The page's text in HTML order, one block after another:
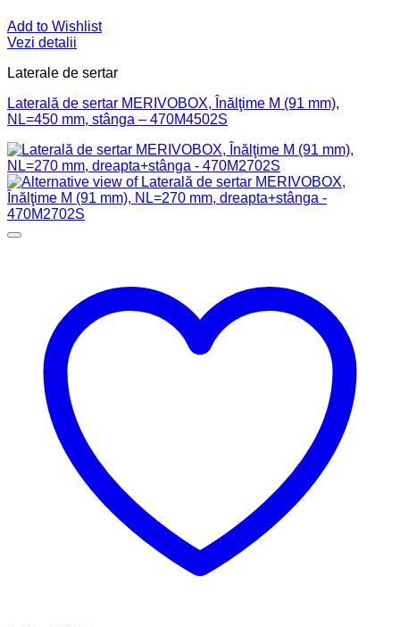
Add to Wishlist
Vezi detalii
Laterale de sertar
Laterală de sertar MERIVOBOX, Înălţime M (91 mm),
NL=450 mm, stânga – 470M4502S